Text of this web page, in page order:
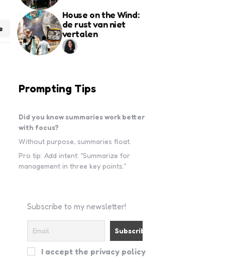
House on the Wind:
de rust van niet
vertalen
Prompting Tips
Did you know summaries work better
with focus?
Without purpose, summaries float.
Pro tip: Add intent: “Summarize for
management in three key points.”
Subscribe to my newsletter!
I accept the privacy policy